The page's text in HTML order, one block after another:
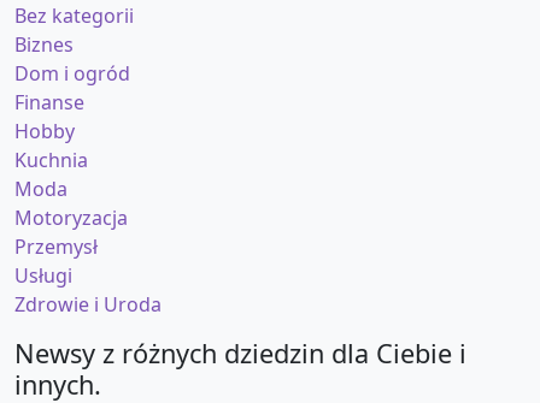
Bez kategorii
Biznes
Dom i ogród
Finanse
Hobby
Kuchnia
Moda
Motoryzacja
Przemysł
Usługi
Zdrowie i Uroda
Newsy z różnych dziedzin dla Ciebie i
innych.